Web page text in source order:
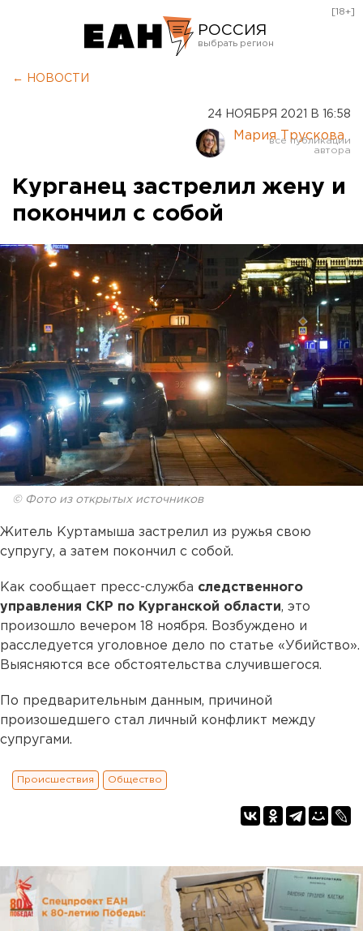
РОССИЯ
Курган
Оренбург
[18+]
← НОВОСТИ
24 НОЯБРЯ 2021 В 16:58
Мария Трускова
Курганец застрелил жену и
покончил с собой
© Фото из открытых источников
Житель Куртамыша застрелил из ружья свою
супругу, а затем покончил с собой.
Как сообщает пресс-служба следственного
управления СКР по Курганской области, это
произошло вечером 18 ноября. Возбуждено и
расследуется уголовное дело по статье «Убийство».
Выясняются все обстоятельства случившегося.
По предварительным данным, причиной
произошедшего стал личный конфликт между
супругами.
Происшествия Общество